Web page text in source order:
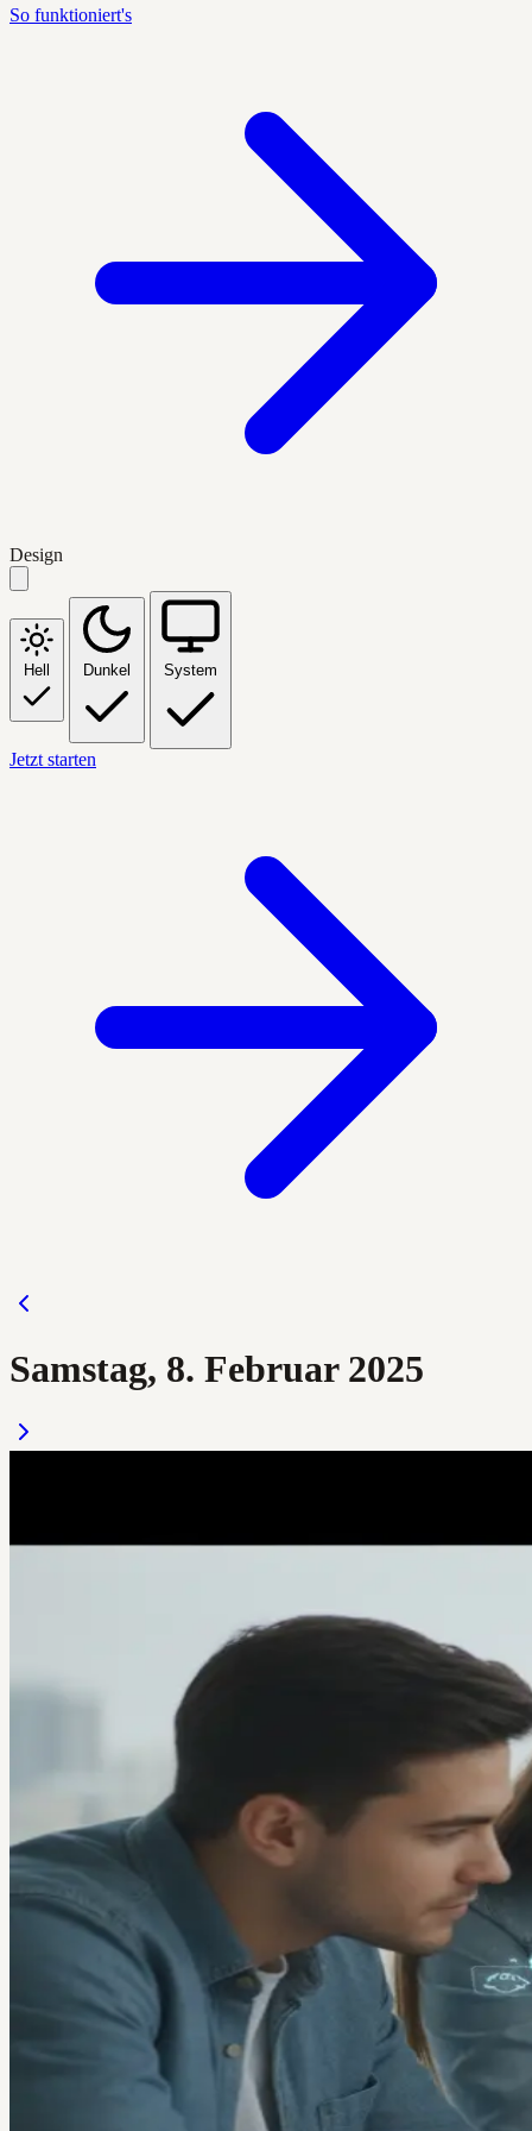
So funktioniert's
Design
Hell Dunkel System
Jetzt starten
Samstag, 8. Februar 2025